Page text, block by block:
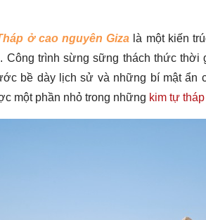
ở cao nguyên Giza là một kiến
Công trình sừng sững thách thức thời
bề dày lịch sử và những bí mật ẩn
một phần nhỏ trong những kim tự tháp